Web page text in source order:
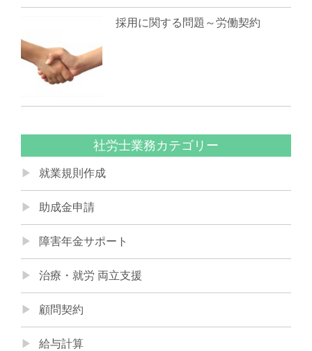
採用に関する問題～労働契約
社労士業務カテゴリー
就業規則作成
助成金申請
障害年金サポート
治療・就労 両立支援
顧問契約
給与計算